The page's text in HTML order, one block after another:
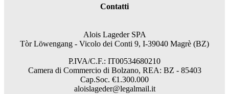
Contatti
Alois Lageder SPA
Tòr Löwengang - Vicolo dei Conti 9, I-39040 Magrè (BZ)
P.IVA/C.F.: IT00534680210
Camera di Commercio di Bolzano, REA: BZ - 85403
Cap.Soc. €1.300.000
aloislageder@legalmail.it